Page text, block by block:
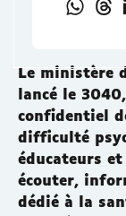
Le ministère
lancé le
confidentiel
difficulté
éducateurs
écouter,
dédié à la